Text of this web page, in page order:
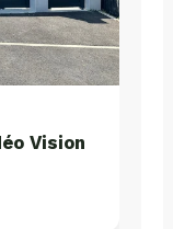
Vision